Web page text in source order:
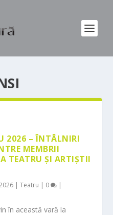
2026 – ÎNTÂLNIRI
MEMBRII
TEATRU ȘI ARTIȘTII
|Teatru | 0 |
în această vară la